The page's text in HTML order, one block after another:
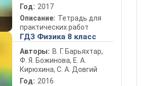
Год: 2017
Описание: Тетрадь для
практических работ
ГДЗ Физика 8 класс
Авторы: В. Г. Барьяхтар,
Ф. Я. Божинова, Е. А.
Кирюхина, С. А. Довгий
Год: 2016